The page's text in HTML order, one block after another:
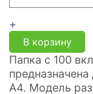
+
В корзину
Папка с 100
А4. Модель